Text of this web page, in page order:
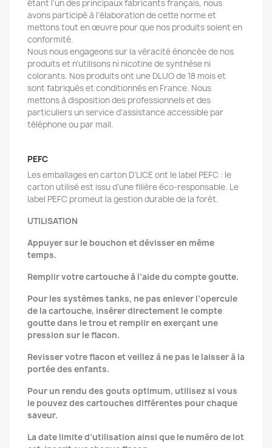
étant l’un des principaux fabricants français, nous
avons participé à l’élaboration de cette norme et
mettons tout en œuvre pour que nos produits soient en
conformité.
Nous nous engageons sur la véracité énoncée de nos
produits et n’utilisons ni nicotine de synthèse ni
colorants. Nos produits ont une DLUO de 18 mois et
sont fabriqués et conditionnés en France. Nous
mettons à disposition des professionnels et des
particuliers un service d’assistance accessible par
téléphone ou par mail.
PEFC
Les emballages en carton D’LICE ont le label PEFC : le
carton utilisé est issu d’une filière éco-responsable. Le
label PEFC promeut la gestion durable de la forêt.
UTILISATION
Appuyer sur le bouchon et dévisser en même
temps.
Remplir votre cartouche à l’aide du compte goutte.
Pour les systèmes tanks, ne pas enlever l’opercule
de la cartouche, insérer directement le compte
goutte dans le trou et remplir en exerçant une
pression sur le flacon.
Revisser votre flacon et veillez à ne pas le laisser à la
portée des enfants.
Pour un rendu des gouts optimum, utilisez si vous
le pouvez des cartouches différentes pour chaque
saveur.
La date limite d’utilisation ainsi que le numéro de lot